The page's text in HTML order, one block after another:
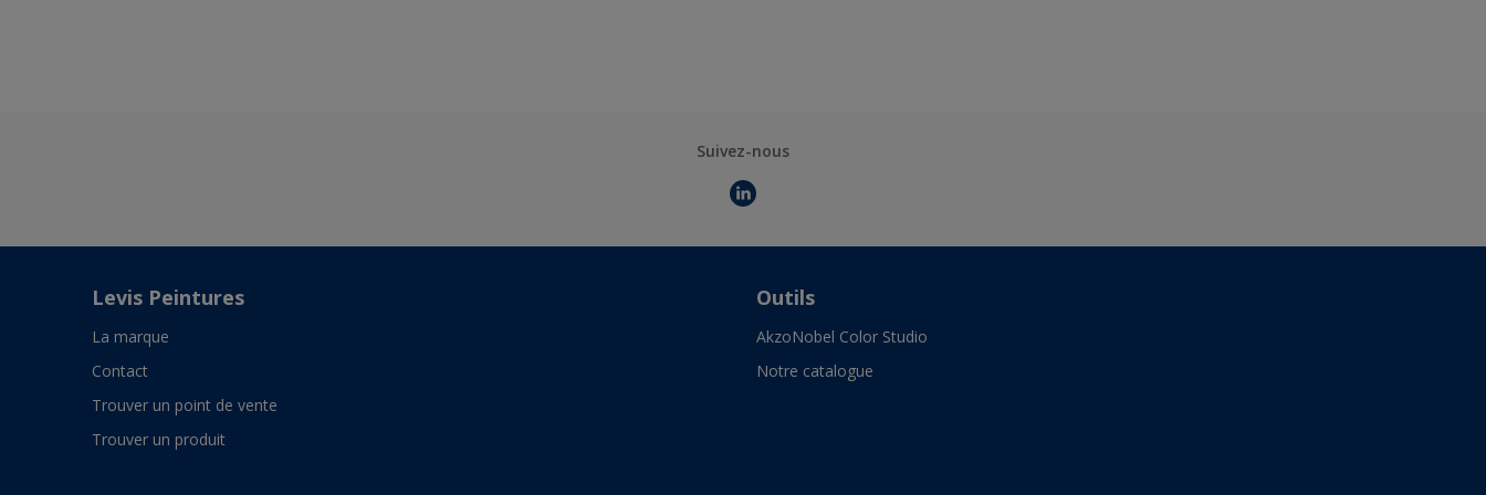
Suivez-nous
Levis Peintures
La marque
Contact
Trouver un point de vente
Trouver un produit
Outils
AkzoNobel Color Studio
Notre catalogue